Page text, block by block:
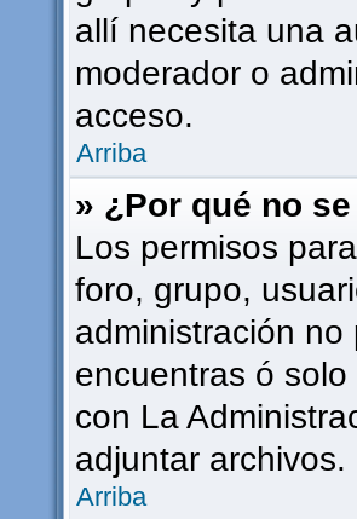
allí necesita una
moderador o
acceso.
Arriba
» ¿Por qué no
Los permisos
foro, grupo,
administración
encuentras ó
con La
adjuntar archivos.
Arriba